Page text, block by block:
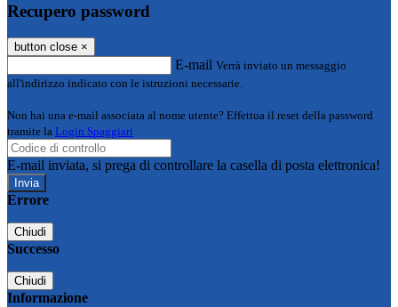
Recupero password
button close ×
E-mail Verrà inviato un messaggio
all'indirizzo indicato con le istruzioni necessarie.
Non hai una e-mail associata al nome utente? Effettua il reset della password
tramite la Login Spaggiari
E-mail inviata, si prega di controllare la casella di posta elettronica!
Errore
Chiudi
Successo
Chiudi
Informazione